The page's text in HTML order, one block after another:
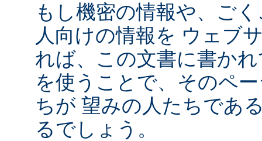
もし機密の情報や、ご
人向けの情報を ウェブ
れば、この文書に書か
を使うことで、そのペ
ちが 望みの人たちであ
るでしょう。